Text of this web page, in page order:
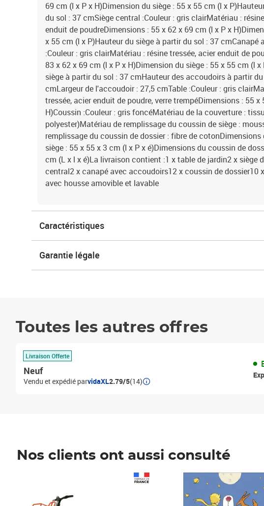
69 cm (l x P x H)Dimension du siège : 55 x 55 cm (l x
du sol : 37 cmSiège central :Couleur : gris clairMatériau :
enduit de poudreDimensions : 55 x 62 x 69 cm (l x P x
x 55 cm (l x P)Hauteur du siège à partir du sol : 37 cmCanapé
:Couleur : gris clairMatériau : résine tressée, acier enduit de
83 x 62 x 69 cm (l x P x H)Dimension du siège : 55 x 55 cm (l x
siège à partir du sol : 37 cmHauteur des accoudoirs à partir
cmLargeur de l'accoudoir : 27,5 cmTable :Couleur : gris
tressée, acier enduit de poudre, verre trempéDimensions : 55
H)Coussin :Couleur : gris foncéMatériau de la couverture :
polyester)Matériau de remplissage du coussin de siège :
remplissage du coussin de dossier : fibre de
siège : 55 x 55 x 3 cm (l x P x é)Dimensions du coussin de
cm (L x l x é)La livraison contient :1 x table de jardin2 x siège
central2 x canapé avec accoudoirs12 x coussin de dossier10
avec housse amovible et lavable
Caractéristiques
Garantie légale
Toutes les autres offres
Livraison Offerte
Neuf
Vendu et expédié parvidaXL2.79/5(14)
Nos clients ont aussi consulté
Prix 7,50€